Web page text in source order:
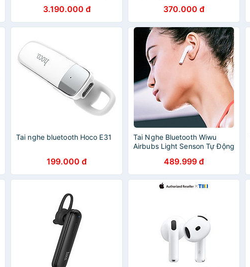
Chính Hãng3.190.000 đ
Bowie P1 (25hr/Bluetooth 5.2,
Waterproof, Half In-ear
Neckband Wireless
Earphones) - Hàng Chính
Hãng
370.000 đ
Tai nghe bluetooth Hoco E31
199.000 đ
Tai Nghe Bluetooth Wiwu
Airbubs Light Senson Tự Động
Tai - Hàng Chính Hãng
489.999 đ